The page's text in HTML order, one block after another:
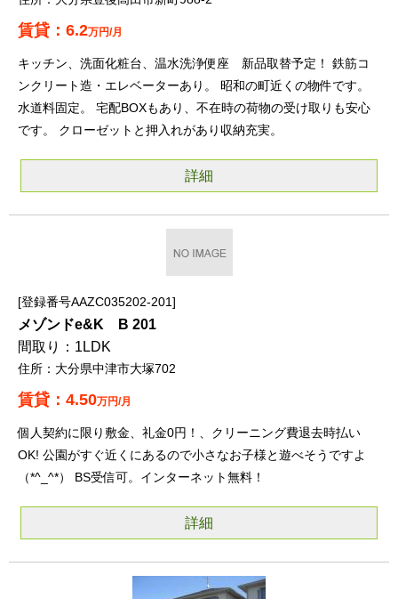
6.2万円/月
キッチン、洗面化粧台、温水洗浄便座 新品取替予定！ 鉄筋コ
ンクリート造・エレベーターあり。 昭和の町近くの物件です。
水道料固定。 宅配BOXもあり、不在時の荷物の受け取りも安心
です。 クローゼットと押入れがあり収納充実。
詳細
登録番号AAZC035202-201
メゾンドe&K B 201
1LDK
大分県中津市大塚702
4.50万円/月
個人契約に限り敷金、礼金0円！、クリーニング費退去時払い
OK! 公園がすぐ近くにあるので小さなお子様と遊べそうですよ
（*^_^*） BS受信可。インターネット無料！
詳細